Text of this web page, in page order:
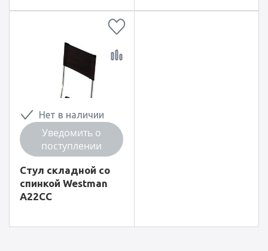
Нет в наличии
Уведомить о
поступлении
Стул складной со
спинкой Westman
А22СC